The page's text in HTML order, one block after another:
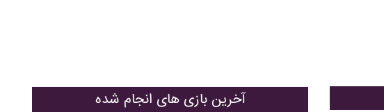
آخرین بازی های انجام شده